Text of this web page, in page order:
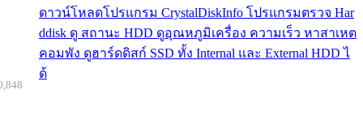
ดาวน์โหลดโปรแกรม CrystalDiskInfo โปรแกรมตรวจ Har
ddisk ดู สถานะ HDD ดูอุณหภูมิเครื่อง ความเร็ว หาสาเหต
คอมพัง ดูฮาร์ดดิสก์ SSD ทั้ง Internal และ External HDD ไ
ด้